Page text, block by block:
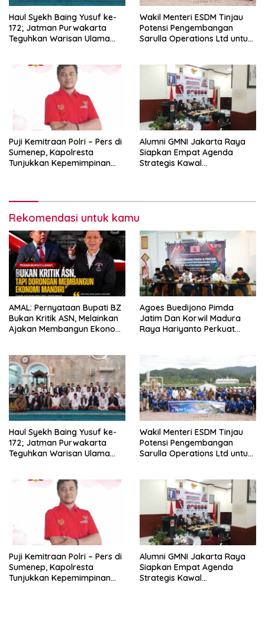
Haul Syekh Baing Yusuf ke-
172; Jatman Purwakarta
Teguhkan Warisan Ulama
Wakil Menteri ESDM Tinjau
Potensi Pengembangan
Sarulla Operations Ltd untuk
Puji Kemitraan Polri – Pers di
Sumenep, Kapolresta
Tunjukkan Kepemimpinan
Alumni GMNI Jakarta Raya
Siapkan Empat Agenda
Strategis Kawal
Rekomendasi untuk kamu
AMAL: Pernyataan Bupati BZ
Bukan Kritik ASN, Melainkan
Ajakan Membangun Ekonomi
Agoes Buedijono Pimda
Jatim Dan Korwil Madura
Raya Hariyanto Perkuat
Haul Syekh Baing Yusuf ke-
172; Jatman Purwakarta
Teguhkan Warisan Ulama
Wakil Menteri ESDM Tinjau
Potensi Pengembangan
Sarulla Operations Ltd untuk
Puji Kemitraan Polri – Pers di
Sumenep, Kapolresta
Tunjukkan Kepemimpinan
Alumni GMNI Jakarta Raya
Siapkan Empat Agenda
Strategis Kawal